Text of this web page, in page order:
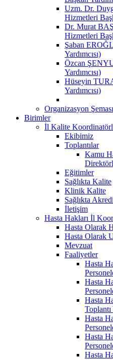
Uzm. Dr.
Hizmetleri
Dr. Murat
Hizmetleri
Şaban
Yardımcısı)
Özcan
Yardımcısı)
Hüseyin
Yardımcısı)
Organizasyon Şeması
Birimler
İl Kalite
Ekibimiz
Toplantılar
Kamu
Eğitimler
Sağlıkta Kalite
Klinik Kalite
Sağlıkta
İletişim
Hasta Hakları İl
Hasta Olarak
Hasta Olarak
Mevzuat
Faaliyetler
Hasta
Hasta
Hasta
Hasta
Hasta
Hasta